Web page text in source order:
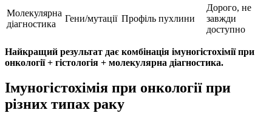
Молекулярна
діагностика
Гени/мутації Профіль пухлини
Дорого, не
завжди
доступно
Найкращий результат дає комбінація імуногістохімії при
онкології + гістологія + молекулярна діагностика.
Імуногістохімія при онкології при
різних типах раку